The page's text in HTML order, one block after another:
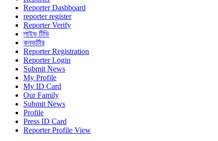
Reporter Dashboard
reporter register
Reporter Verify
লাইভ টিভি
কনভার্টার
Reporter Registration
Reporter Login
Submit News
My Profile
My ID Card
Our Family
Submit News
Profile
Press ID Card
Reporter Profile View